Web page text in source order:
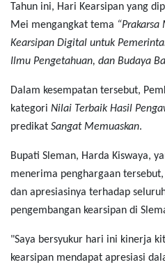
Tahun ini, Hari Kearsipan yang
Mei mengangkat tema “Prakarsa
Kearsipan Digital untuk
Ilmu Pengetahuan, dan Budaya
Dalam kesempatan tersebut,
kategori Nilai Terbaik Hasil
predikat Sangat Memuaskan.
Bupati Sleman, Harda Kiswaya,
menerima penghargaan
dan apresiasinya terhadap
pengembangan kearsipan di
"Saya bersyukur hari ini kinerja
kearsipan mendapat apresiasi